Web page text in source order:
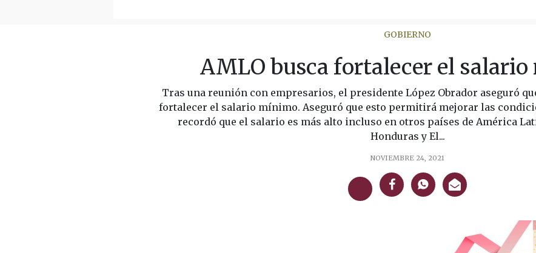
GOBIERNO
AMLO busca fortalecer el
Tras una reunión con empresarios, el presidente López Obrador aseguró
fortalecer el salario mínimo. Aseguró que esto permitirá mejorar las
recordó que el salario es más alto incluso en otros países de América
Honduras y El...
NOVIEMBRE 24, 2021